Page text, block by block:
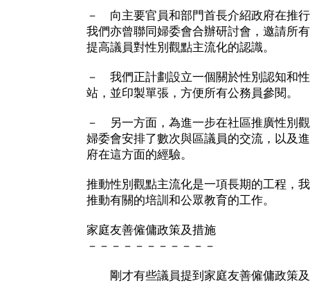
－ 向主要官員和部門首長介紹政府在推
我們亦曾聯同婦委會合辦研討會，邀請所
提高議員對性別觀點主流化的認識。
－ 我們正計劃設立一個關於性別認知和
站，並印製單張，方便所有公務員參閱。
－ 另一方面，為進一步在社區推廣性別
婦委會安排了數次與區議員的交流，以及
府在這方面的經驗。
推動性別觀點主流化是一項長期的工程，
推動有關的培訓和公眾教育的工作。
家庭友善僱傭政策及措施
－－－－－－－－－－－
剛才有些議員提到家庭友善僱傭政策及